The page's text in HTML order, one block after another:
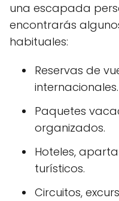
una escapada
encontrarás
habituales:
Reservas de
internacionales.
Paquetes
organizados.
Hoteles,
turísticos.
Circuitos,